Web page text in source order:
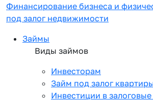
Финансирование бизнеса и
под залог недвижимости
Займы
Виды займов
Инвесторам
Займ под залог
Инвестиции в